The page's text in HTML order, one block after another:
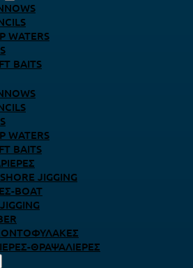
WATERS
BAITS
WATERS
BAITS
JIGGING
BOAT
ΘΡΑΨΑΛΙΈΡΕΣ